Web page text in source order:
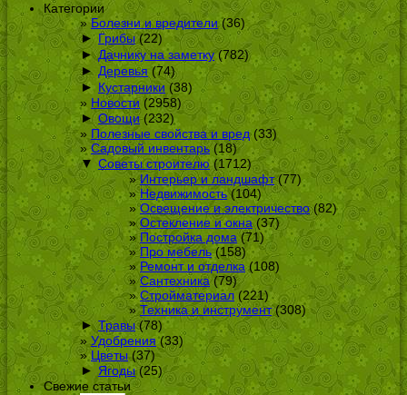
Категории
Болезни и вредители(36)
► Грибы(22)
► Дачнику на заметку(782)
► Деревья (74)
► Кустарники (38)
Новости (2958)
► Овощи(232)
Полезные свойства и вред(33)
Садовый инвентарь(18)
▼ Советы строителю(1712)
Интерьер и ландшафт(77)
Недвижимость(104)
Освещение и электричество(82)
Остекление и окна(37)
Постройка дома(71)
Про мебель(158)
Ремонт и отделка(108)
Сантехника(79)
Стройматериал(221)
Техника и инструмент(308)
► Травы(78)
Удобрения(33)
Цветы(37)
► Ягоды(25)
Свежие статьи